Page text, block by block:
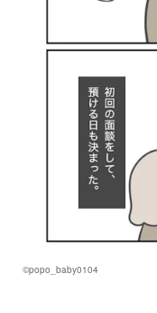
©popo_baby0104